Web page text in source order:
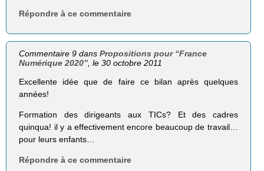
Répondre à ce commentaire
Commentaire 9 dansPropositions pour “France
Numérique 2020” , le 30 octobre 2011
Excellente idée que de faire ce bilan après quelques
années!
Formation des dirigeants aux TICs? Et des cadres
quinqua! il y a effectivement encore beaucoup de travail…
pour leurs enfants…
Répondre à ce commentaire